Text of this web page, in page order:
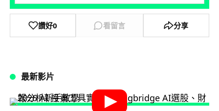
讚好0 看留言 分享
最新影片